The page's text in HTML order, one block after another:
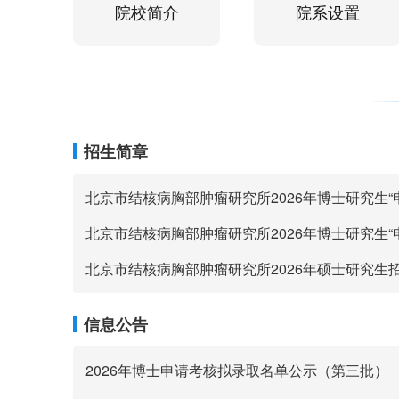
院校简介 院系设置
招生简章
北京市结核病胸部肿瘤研究所2026年硕士研究生
信息公告
2026年博士申请考核拟录取名单公示（第三批）